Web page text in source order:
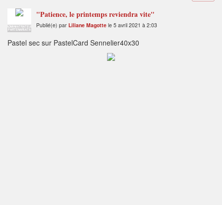
ADMINISTRATEUR
PARTENARIATS
"Patience, le printemps reviendra vite"
Publié(e) par Liliane Magotte le 5 avril 2021 à 2:03
Pastel sec sur PastelCard Sennelier40x30